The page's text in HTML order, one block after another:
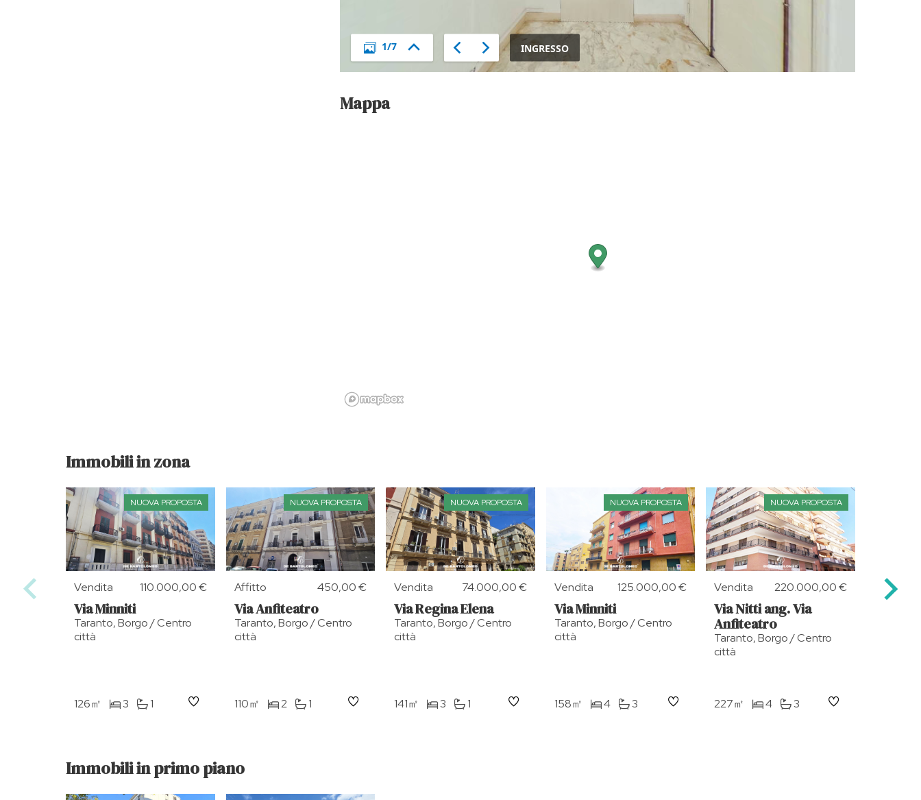
Mappa
Immobili in zona
NUOVA PROPOSTA
Vendita 110.000,00 €
Via Minniti
Taranto, Borgo / Centro
città
126㎡ 3 1
NUOVA PROPOSTA
Affitto 450,00 €
Via Anfiteatro
Taranto, Borgo / Centro
città
110㎡ 2 1
NUOVA PROPOSTA
Vendita 74.000,00 €
Via Regina Elena
Taranto, Borgo / Centro
città
141㎡ 3 1
NUOVA PROPOSTA
Vendita 125.000,00 €
Via Minniti
Taranto, Borgo / Centro
città
158㎡ 4 3
NUOVA PROPOSTA
Vendita 220.000,00 €
Via Nitti ang. Via
Anfiteatro
Taranto, Borgo / Centro
città
227㎡ 4 3
Vendita
Immobili in primo piano